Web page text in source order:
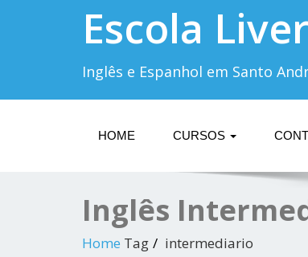
Escola
Inglês e Espanhol em Santo
HOME CURSOS
Inglês
Home Tag intermediario